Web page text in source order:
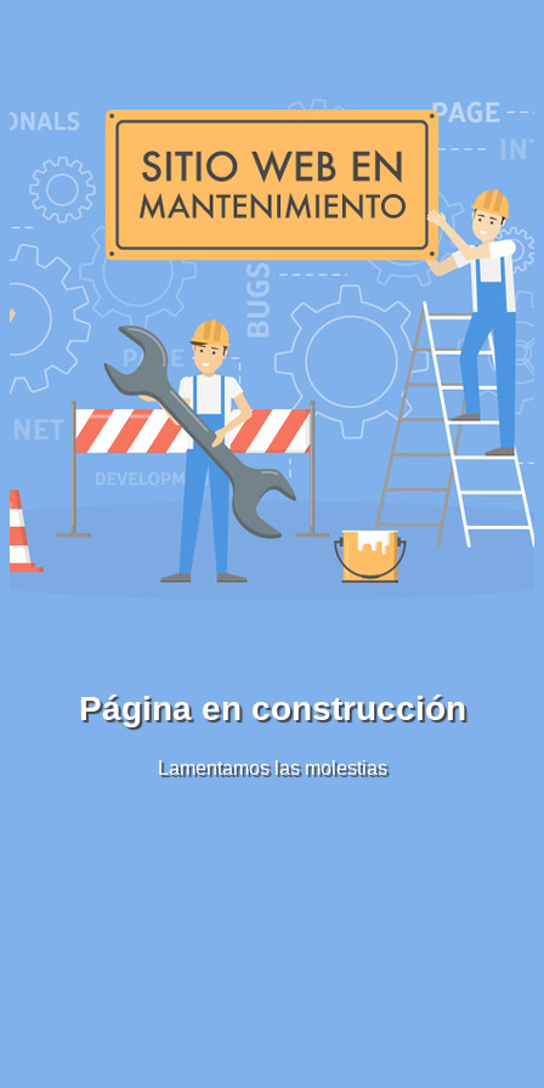
Página en construcción
Lamentamos las molestias